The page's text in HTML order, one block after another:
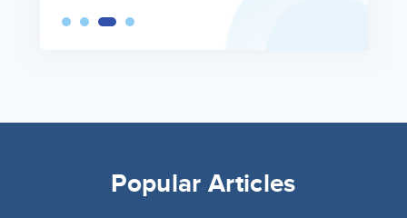
Popular Articles